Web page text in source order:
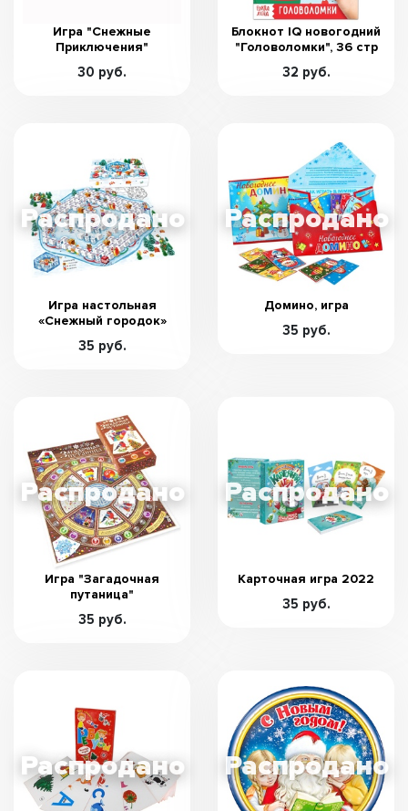
Игра "Снежные
Приключения"
30 руб.
Блокнот IQ новогодний
"Головоломки", 36 стр
32 руб.
Игра настольная
«Снежный городок»
35 руб.
Домино, игра
35 руб.
Игра "Загадочная
путаница"
35 руб.
Карточная игра 2022
35 руб.